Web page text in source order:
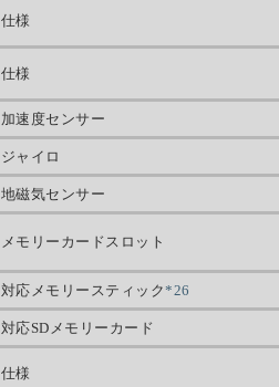
仕様
仕様
加速度センサー
ジャイロ
地磁気センサー
メモリーカードスロット
対応メモリースティック*26
対応SDメモリーカード
仕様